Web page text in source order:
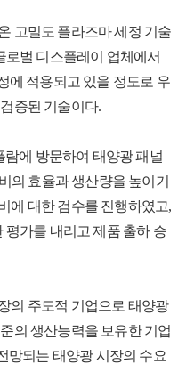
고밀도 플라즈마 세정 기술
로벌 디스플레이 업체에서
에 적용되고 있을 정도로 우
증된 기술이다.
람에 방문하여 태양광 패널
의 효율과 생산량을 높이기
에 대한 검수를 진행하였고,
평가를 내리고 제품 출하 승
의 주도적 기업으로 태양광
의 생산능력을 보유한 기업
망되는 태양광 시장의 수요